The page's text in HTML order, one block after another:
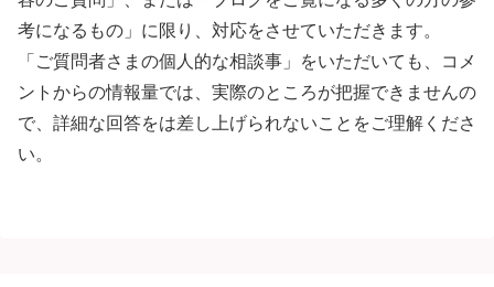
考になるもの」に限り、対応をさせていただきます。
「ご質問者さまの個人的な相談事」をいただいても、コメ
ントからの情報量では、実際のところが把握できませんの
で、詳細な回答をは差し上げられないことをご理解くださ
い。